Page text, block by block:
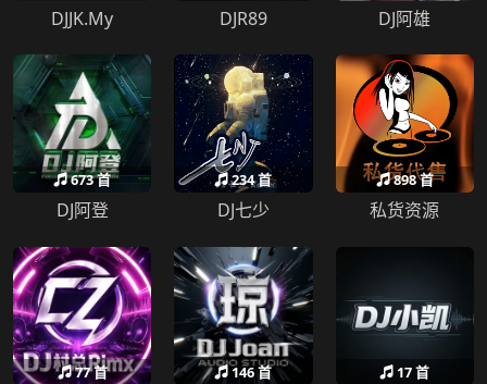
DJJK.My DJR89 DJ阿雄
673 首
DJ阿登
234 首
DJ七少
898 首
私货资源
77 首 146 首 17 首